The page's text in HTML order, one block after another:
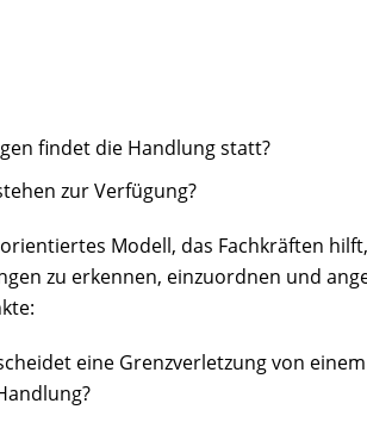
findet die Handlung statt?
zur Verfügung?
Modell, das Fachkräften hilft,
zu erkennen, einzuordnen und
eine Grenzverletzung von einem